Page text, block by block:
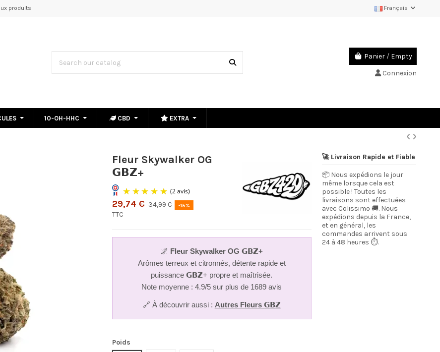
produits Français
Panier / Empty
Connexion
10-OH-HHC CBD EXTRA
Fleur Skywalker OG
𝗚𝗕𝗭+
29,74 € 34,99 € -15%
TTC
🌌 Fleur Skywalker OG 𝗚𝗕𝗭+
Arômes terreux et citronnés, détente rapide et
puissance 𝗚𝗕𝗭+ propre et maîtrisée.
Note moyenne : 4.9/5 sur plus de 1689 avis
🔗 À découvrir aussi : Autres Fleurs 𝗚𝗕𝗭
Poids
🚀 Livraison Rapide et Fiable
📦 Nous expédions le jour
même lorsque cela est
possible ! Toutes les
livraisons sont effectuées
avec Colissimo 🚚. Nous
expédions depuis la France,
et en général, les
commandes arrivent sous
24 à 48 heures ⏱️.